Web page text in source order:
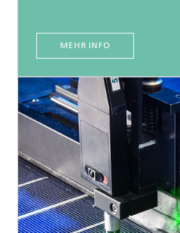
MEHR INFO